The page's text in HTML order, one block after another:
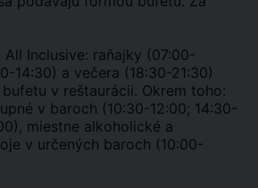
All Inclusive: raňajky (07:00-
14:30) a večera (18:30-21:30)
v reštaurácii. Okrem toho:
v baroch (10:30-12:00; 14:30-
miestne alkoholické a
v určených baroch (10:00-